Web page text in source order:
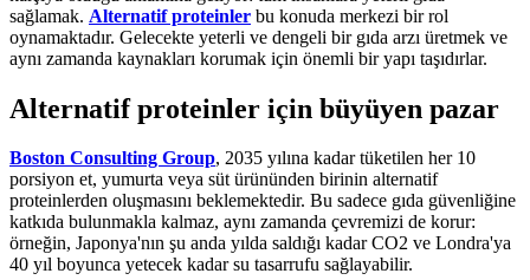
sağlamak. Alternatif proteinler bu konuda merkezi bir rol
oynamaktadır. Gelecekte yeterli ve dengeli bir gıda arzı üretmek ve
aynı zamanda kaynakları korumak için önemli bir yapı taşıdırlar.
Alternatif proteinler için büyüyen pazar
Boston Consulting Group, 2035 yılına kadar tüketilen her 10
porsiyon et, yumurta veya süt ürününden birinin alternatif
proteinlerden oluşmasını beklemektedir. Bu sadece gıda güvenliğine
katkıda bulunmakla kalmaz, aynı zamanda çevremizi de korur:
örneğin, Japonya'nın şu anda yılda saldığı kadar CO2 ve Londra'ya
40 yıl boyunca yetecek kadar su tasarrufu sağlayabilir.